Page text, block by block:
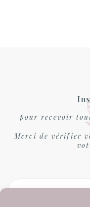
pour recevoir
Merci de vérifier